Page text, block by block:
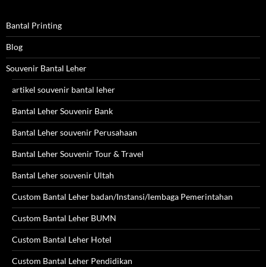
Bantal Printing
Blog
Souvenir Bantal Leher
artikel souvenir bantal leher
Bantal Leher Souvenir Bank
Bantal Leher souvenir Perusahaan
Bantal Leher Souvenir Tour & Travel
Bantal Leher souvenir Ultah
Custom Bantal Leher badan/Instansi/lembaga Pemerintahan
Custom Bantal Leher BUMN
Custom Bantal Leher Hotel
Custom Bantal Leher Pendidikan